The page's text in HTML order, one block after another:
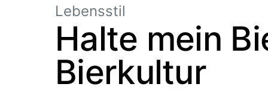
Lebensstil
Halte mein
Bierkultur